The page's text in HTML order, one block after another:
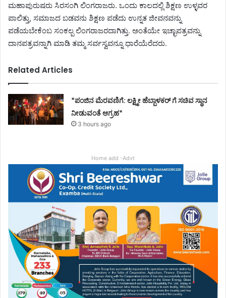
ಮಹಾಪುರುಷರು ಸಿರಸಂಗಿ ಲಿಂಗರಾಜರು. ಒಂದು ಕಾಲದಲ್ಲಿ ಶಿಕ್ಷಣ ಉಳ್ಳವರ
ಪಾಲಿತ್ತು, ಸಮಾಜದ ಬಡವನು ಶಿಕ್ಷಣ ಪಡೆದು ಉನ್ನತ ಜೀವನವನ್ನು
ಪಡೆಯಬೇಕೆಂಬ ಸಂಕಲ್ಪ ಲಿಂಗರಾಜರದಾಗಿತ್ತು. ಅಂತೆಯೇ ಇಚ್ಛಾಪತ್ರವನ್ನು
ದಾನಪತ್ರವನ್ನಾಗಿ ಮಾಡಿ ತಮ್ಮ ಸರ್ವಸ್ವವನ್ನೂ ಧಾರೆಯೆರೆದರು.
Related Articles
*ಪಂಜಿನ ಮೆರವಣಿಗೆ: ಲಕ್ಷ್ಮೀ ಹೆಬ್ಬಾಳಕರ್ ಗೆ ಸಚಿವ ಸ್ಥಾನ
ನೀಡುವಂತೆ ಆಗ್ರಹ*
3 hours ago
Home add -Advt